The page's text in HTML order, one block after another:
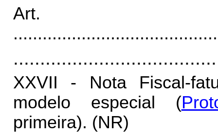
Art.
XXVII - Nota Fiscal-
modelo especial (
primeira). (NR)